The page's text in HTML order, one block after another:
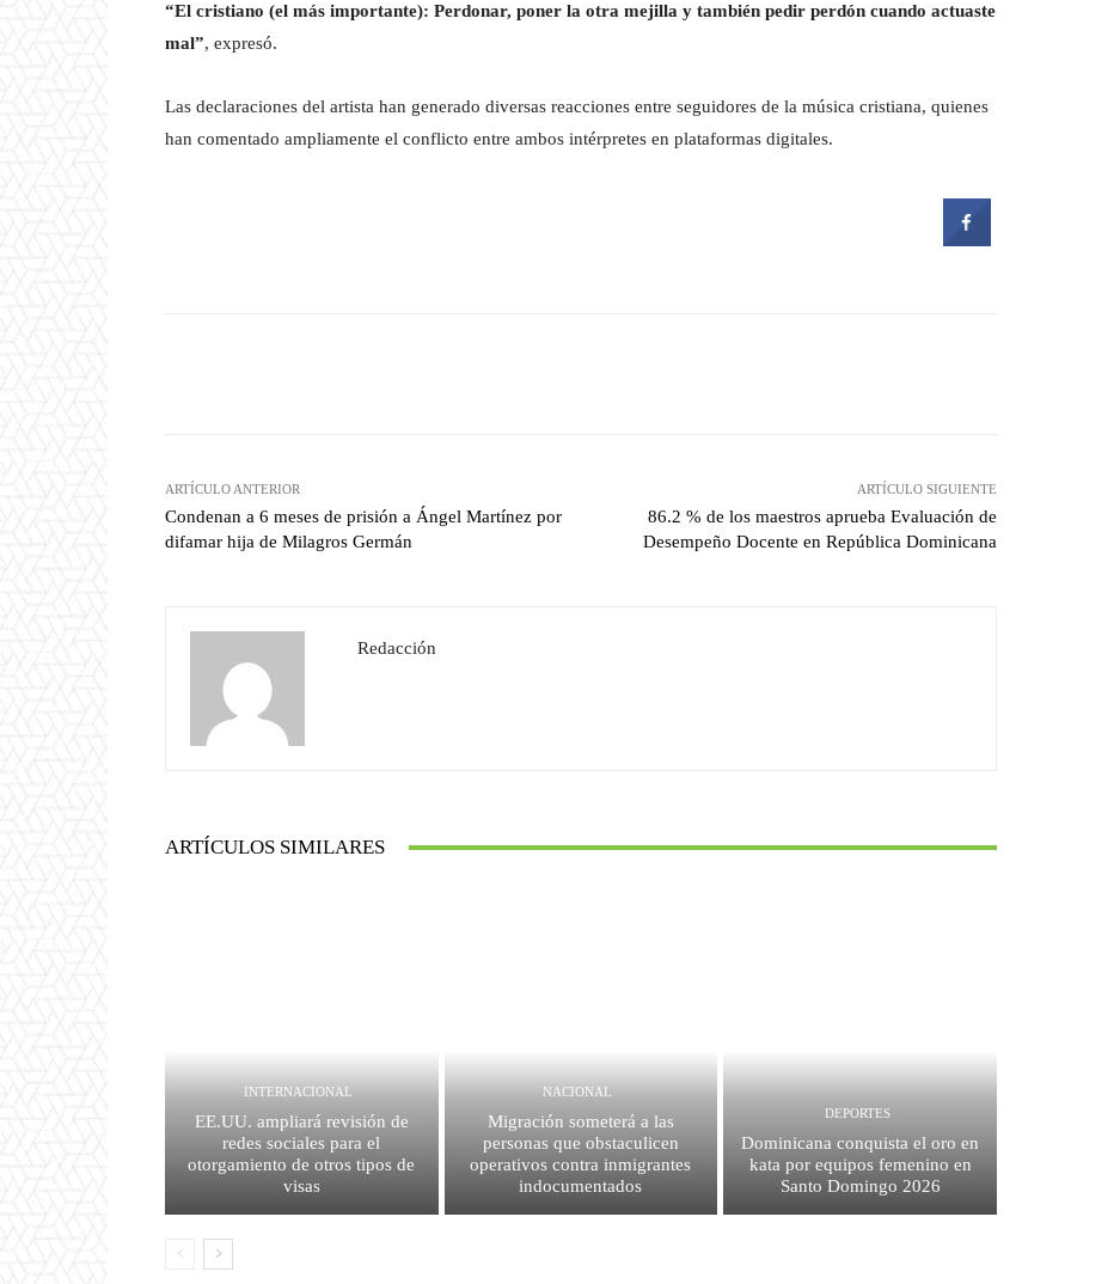
“El cristiano (el más importante): Perdonar, poner la otra mejilla y también pedir perdón cuando actuaste
mal”, expresó.
Las declaraciones del artista han generado diversas reacciones entre seguidores de la música cristiana, quienes
han comentado ampliamente el conflicto entre ambos intérpretes en plataformas digitales.
ARTÍCULO ANTERIOR
Condenan a 6 meses de prisión a Ángel Martínez por
difamar hija de Milagros Germán
ARTÍCULO SIGUIENTE
86.2 % de los maestros aprueba Evaluación de
Desempeño Docente en República Dominicana
Redacción
ARTÍCULOS SIMILARES
INTERNACIONAL
EE.UU. ampliará revisión de
redes sociales para el
otorgamiento de otros tipos de
visas
NACIONAL
Migración someterá a las
personas que obstaculicen
operativos contra inmigrantes
indocumentados
DEPORTES
Dominicana conquista el oro en
kata por equipos femenino en
Santo Domingo 2026